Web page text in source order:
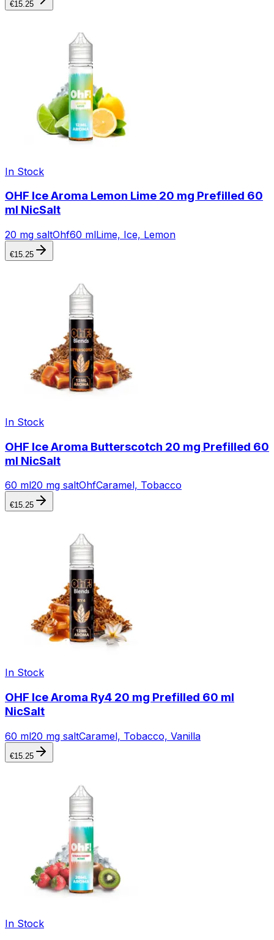
€15.25
In Stock
OHF Ice Aroma Lemon Lime 20 mg Prefilled 60
ml NicSalt
20 mg saltOhf60 mlLime, Ice, Lemon
€15.25
In Stock
OHF Ice Aroma Butterscotch 20 mg Prefilled 60
ml NicSalt
60 ml20 mg saltOhfCaramel, Tobacco
€15.25
In Stock
OHF Ice Aroma Ry4 20 mg Prefilled 60 ml
NicSalt
60 ml20 mg saltCaramel, Tobacco, Vanilla
€15.25
In Stock